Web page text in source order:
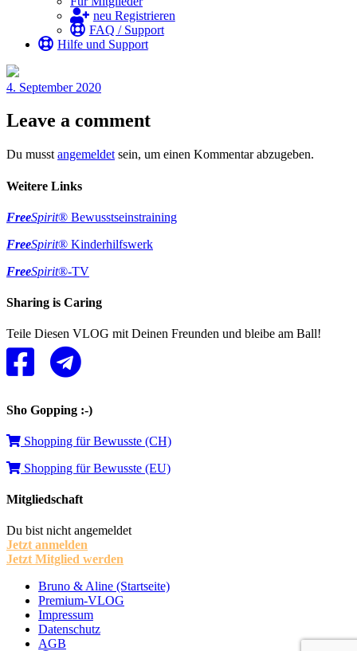
neu Registrieren
FAQ / Support
Hilfe und Support
4. September 2020
Leave a comment
Du musst angemeldet sein, um einen Kommentar abzugeben.
Weitere Links
FreeSpirit® Bewusstseinstraining
FreeSpirit® Kinderhilfswerk
FreeSpirit®-TV
Sharing is Caring
Teile Diesen VLOG mit Deinen Freunden und bleibe am Ball!
Sho Gopping :-)
Shopping für Bewusste (CH)
Shopping für Bewusste (EU)
Mitgliedschaft
Du bist nicht angemeldet
Jetzt anmelden
Jetzt Mitglied werden
Bruno & Aline (Startseite)
Premium-VLOG
Impressum
Datenschutz
AGB